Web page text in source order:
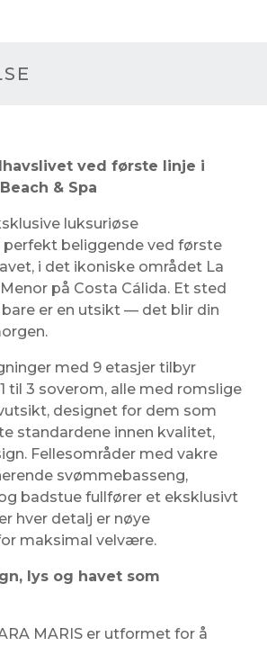
ved første linje i
& Spa
luksuriøse
beliggende ved første
i det ikoniske området La
på Costa Cálida. Et sted
er en utsikt — det blir din
med 9 etasjer tilbyr
til 3 soverom, alle med romslige
designet for dem som
standardene innen kvalitet,
Fellesområder med vakre
svømmebasseng,
badstue fullfører et eksklusivt
hver detalj er nøye
maksimal velvære.
lys og havet som
MARIS er utformet for å